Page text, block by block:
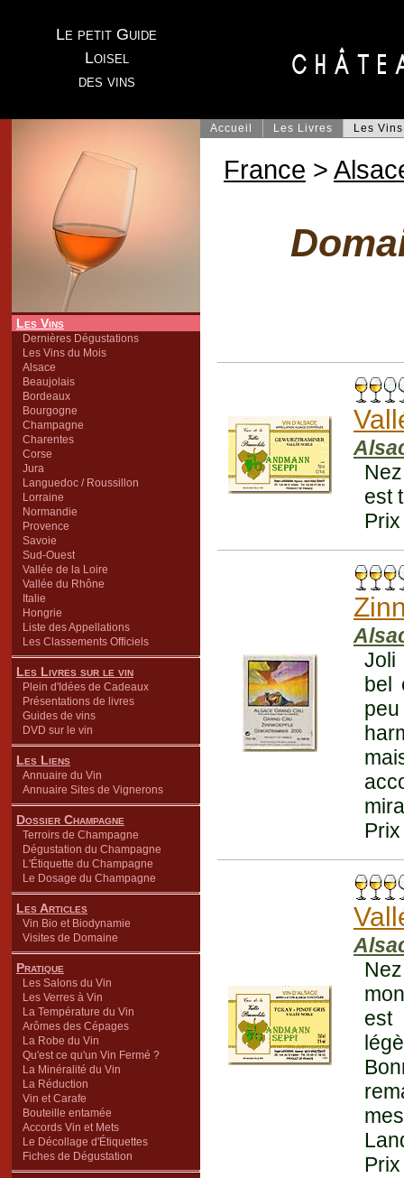
Le petit Guide
Loisel
des vins
Les Vins
Dernières Dégustations
Les Vins du Mois
Alsace
Beaujolais
Bordeaux
Bourgogne
Champagne
Charentes
Corse
Jura
Languedoc / Roussillon
Lorraine
Normandie
Provence
Savoie
Sud-Ouest
Vallée de la Loire
Vallée du Rhône
Italie
Hongrie
Liste des Appellations
Les Classements Officiels
Les Livres sur le vin
Plein d'Idées de Cadeaux
Présentations de livres
Guides de vins
DVD sur le vin
Les Liens
Annuaire du Vin
Annuaire Sites de Vignerons
Dossier Champagne
Terroirs de Champagne
Dégustation du Champagne
L'Étiquette du Champagne
Le Dosage du Champagne
Les Articles
Vin Bio et Biodynamie
Visites de Domaine
Pratique
Les Salons du Vin
Les Verres à Vin
La Température du Vin
Arômes des Cépages
La Robe du Vin
Qu'est ce qu'un Vin Fermé ?
La Minéralité du Vin
La Réduction
Vin et Carafe
Bouteille entamée
Accords Vin et Mets
Le Décollage d'Étiquettes
Fiches de Dégustation
Accueil Les Livres Les Vins
France >
est
Joli
bel
est